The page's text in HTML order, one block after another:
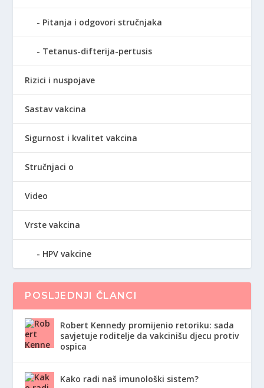
Pitanja i odgovori stručnjaka
Tetanus-difterija-pertusis
Rizici i nuspojave
Sastav vakcina
Sigurnost i kvalitet vakcina
Stručnjaci o
Video
Vrste vakcina
HPV vakcine
POSLJEDNJI ČLANCI
Robert Kennedy promijenio retoriku: sada
savjetuje roditelje da vakcinišu djecu protiv
ospica
Kako radi naš imunološki sistem?